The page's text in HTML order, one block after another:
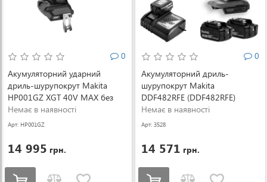
0
Акумуляторний ударний
дриль-шурупокрут Makita
HP001GZ XGT 40V MAX без
АКБ і зарядного пристрою
(HP001GZ)
Немає в наявності
Арт: HP001GZ
14 995 грн.
0
Акумуляторний дриль-
шурупокрут Makita
DDF482RFE (DDF482RFE)
Немає в наявності
Арт: 3528
14 571 грн.